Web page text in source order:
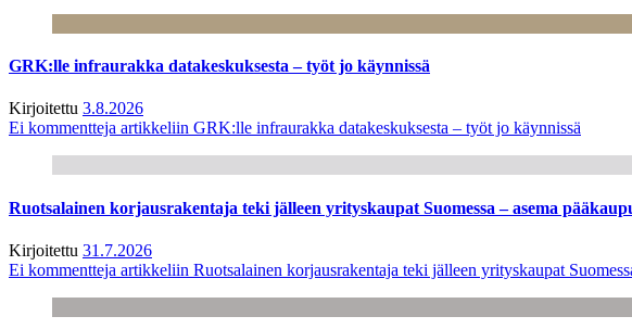
GRK:lle infraurakka datakeskuksesta – työt jo käynnissä
Kirjoitettu 3.8.2026
Ei kommentteja artikkeliin GRK:lle infraurakka datakeskuksesta – työt jo käynnissä
Ruotsalainen korjausrakentaja teki jälleen yrityskaupat Suomessa – asema
Kirjoitettu 31.7.2026
Ei kommentteja artikkeliin Ruotsalainen korjausrakentaja teki jälleen yrityskaupat